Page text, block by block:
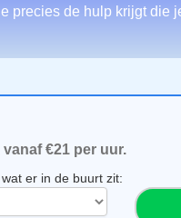
precies de hulp krijgt die
€21 per uur.
er in de buurt zit: